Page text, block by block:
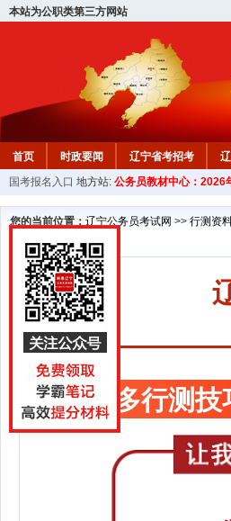
本站为公职类第三方网站
首页 时政要闻 辽宁省考招考
教材中心
国考报名入口 地方站: 公务员教材中心：2026
您的当前位置： 辽宁公务员考试网 >> 行测资
更多行测技